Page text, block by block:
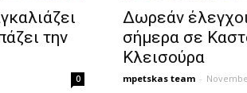
την
0
Δωρεάν
σήμερα σε
Κλεισούρα
mpetskas team -